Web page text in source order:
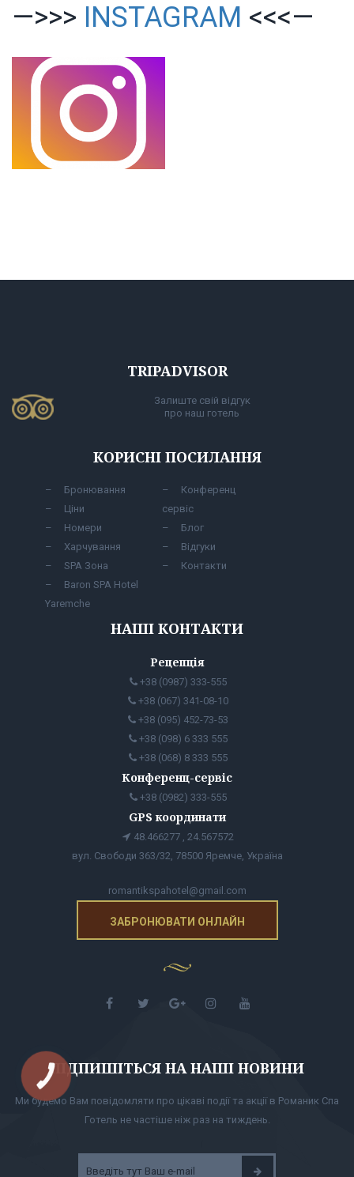
—>>> INSTAGRAM <<<—
TRIPADVISOR
Залиште свій відгук
про наш готель
КОРИСНІ ПОСИЛАННЯ
Бронювання
Ціни
Номери
Харчування
SPA Зона
Baron SPA Hotel
Yaremche
Конференц
сервіс
Блог
Відгуки
Контакти
НАШІ КОНТАКТИ
Рецепція
+38 (0987) 333-555
+38 (067) 341-08-10
+38 (095) 452-73-53
+38 (098) 6 333 555
+38 (068) 8 333 555
Конференц-сервіс
+38 (0982) 333-555
GPS координати
48.466277 , 24.567572
вул. Свободи 363/32, 78500 Яремче, Україна
romantikspahotel@gmail.com
ЗАБРОНЮВАТИ ОНЛАЙН
ПІДПИШІТЬСЯ НА НАШІ НОВИНИ
Ми будемо Вам повідомляти про цікаві події та акції в Романик Спа
Готель не частіше ніж раз на тиждень.
КНОПКА
ЗВ'ЯЗКУ